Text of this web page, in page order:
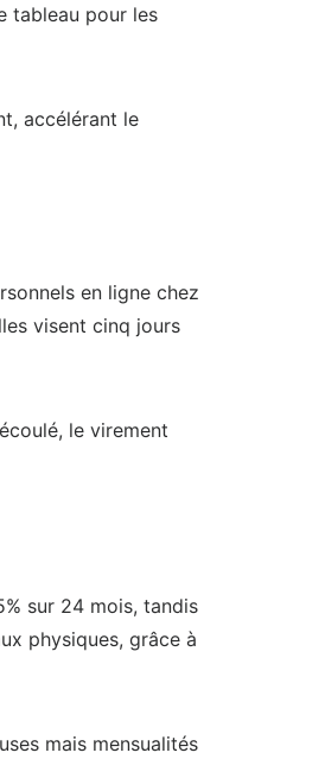
tableau pour les
accélérant le
en ligne chez
visent cinq jours
le virement
sur 24 mois, tandis
physiques, grâce à
mais mensualités